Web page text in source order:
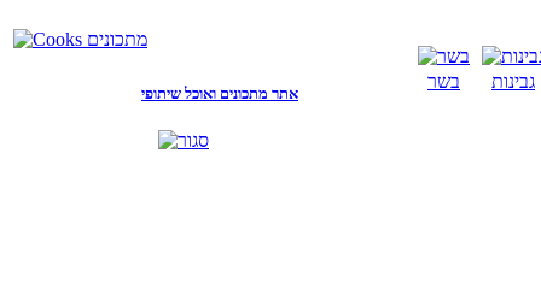
אתר מתכונים ואוכל שיתופי
בשר גבינות